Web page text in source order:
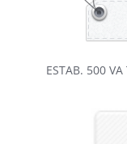
ESTAB. 500 VA